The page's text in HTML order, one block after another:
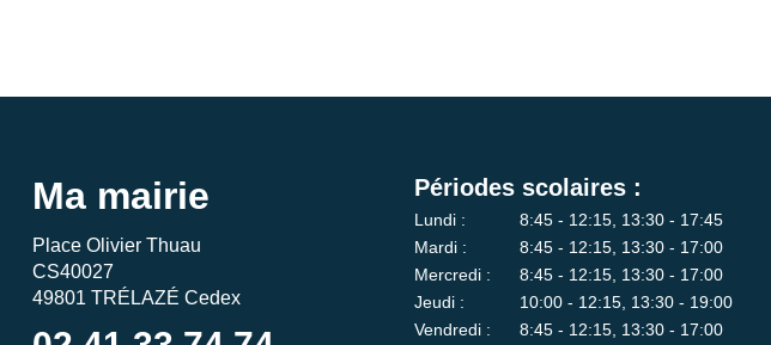
Ma mairie
Place Olivier Thuau
CS40027
49801 TRÉLAZÉ Cedex
Périodes scolaires :
Lundi :
8:45 - 12:15, 13:30 - 17:45
Mardi :
8:45 - 12:15, 13:30 - 17:00
Mercredi :
8:45 - 12:15, 13:30 - 17:00
Jeudi :
10:00 - 12:15, 13:30 - 19:00
Vendredi :
8:45 - 12:15, 13:30 - 17:00